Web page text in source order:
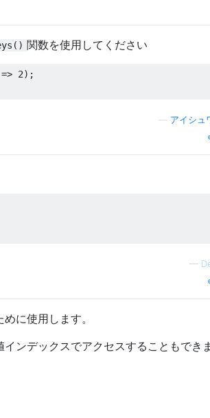
関数を使用してください
=> 2);
アイシュ
—
に使用します。
インデックスでアクセスすることもでき